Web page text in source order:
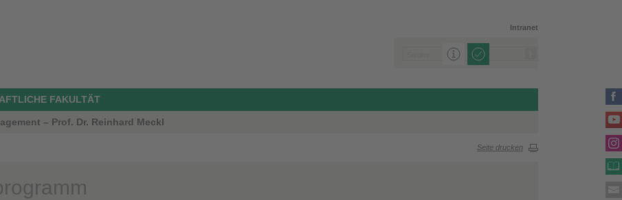
Intranet
FAKULTÄT
– Prof. Dr. Reinhard Meckl
Seite drucken